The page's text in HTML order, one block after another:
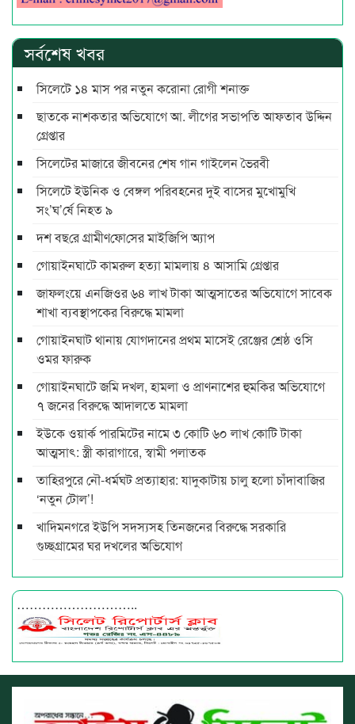
সর্বশেষ খবর
সিলেটে ১৪ মাস পর নতুন করোনা রোগী শনাক্ত
ছাতকে নাশকতার অভিযোগে আ. লীগের সভাপ‌তি আফতাব উদ্দিন
গ্রেপ্তার
সিলেটের মাজারে জীবনের শেষ গান গাইলেন ভৈরবী
সিলেটে ইউনিক ও বেঙ্গল পরিবহনের দুই বাসের মুখোমুখি
সং’ঘ’র্ষে নিহত ৯
দশ বছ‌রে গ্রামীণ‌ফো‌সের মাইজিপি অ্যাপ
গোয়াইনঘাটে কামরুল হত্যা মামলায় ৪ আসামি গ্রেপ্তার
জাফলংয়ে এনজিওর ৬৪ লাখ টাকা আত্মসাতের অভিযোগে সাবেক
শাখা ব্যবস্থাপকের বিরুদ্ধে মামলা
গোয়াইনঘাট থানায় যোগদানের প্রথম মাসেই রেঞ্জের শ্রেষ্ঠ ওসি
ওমর ফারুক
গোয়াইনঘাটে জমি দখল, হামলা ও প্রাণনাশের হুমকির অভিযোগে
৭ জনের বিরুদ্ধে আদালতে মামলা
ইউকে ওয়ার্ক পারমিটের নামে ৩ কোটি ৬০ লাখ কোটি টাকা
আত্মসাৎ: স্ত্রী কারাগারে, স্বামী পলাতক
তাহিরপুরে নৌ-ধর্মঘট প্রত্যাহার: যাদুকাটায় চালু হলো চাঁদাবাজির
‘নতুন টোল’!
খাদিমনগরে ইউপি সদস্যসহ তিনজনের বিরুদ্ধে সরকারি
গুচ্ছগ্রামের ঘর দখলের অভিযোগ
………………………..